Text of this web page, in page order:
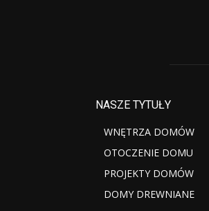
NASZE TYTUŁY
WNĘTRZA DOMÓW
OTOCZENIE DOMU
PROJEKTY DOMÓW
DOMY DREWNIANE